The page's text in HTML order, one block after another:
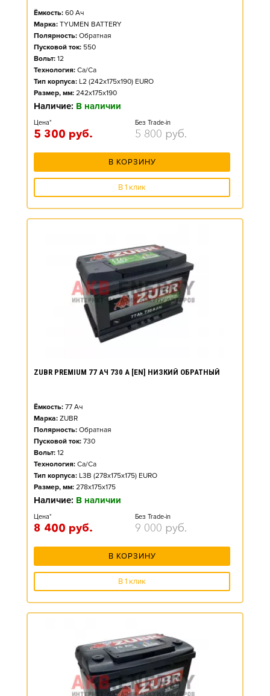
Ёмкость: 60 Ач
Марка: TYUMEN BATTERY
Полярность: Обратная
Пусковой ток: 550
Вольт: 12
Технология: Ca/Ca
Тип корпуса: L2 (242x175x190) EURO
Размер, мм: 242x175x190
Наличие: В наличии
Цена*
5 300 руб.
Без Trade-in
5 800 руб.
В КОРЗИНУ
В 1 клик
ZUBR PREMIUM 77 АЧ 730 А [EN] НИЗКИЙ ОБРАТНЫЙ
Ёмкость: 77 Ач
Марка: ZUBR
Полярность: Обратная
Пусковой ток: 730
Вольт: 12
Технология: Ca/Ca
Тип корпуса: L3B (278x175x175) EURO
Размер, мм: 278x175x175
Наличие: В наличии
Цена*
8 400 руб.
Без Trade-in
9 000 руб.
В КОРЗИНУ
В 1 клик